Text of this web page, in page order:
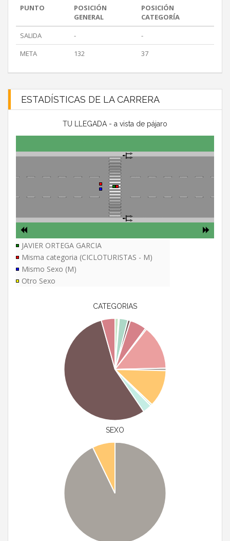
PUNTO
POSICIÓN
GENERAL
POSICIÓN
CATEGORÍA
SALIDA
-
-
META
132 37
ESTADÍSTICAS DE LA CARRERA
TU LLEGADA - a vista de pájaro
JAVIER ORTEGA GARCIA
Misma categoria (CICLOTURISTAS - M)
Mismo Sexo (M)
Otro Sexo
CATEGORIAS
SEXO